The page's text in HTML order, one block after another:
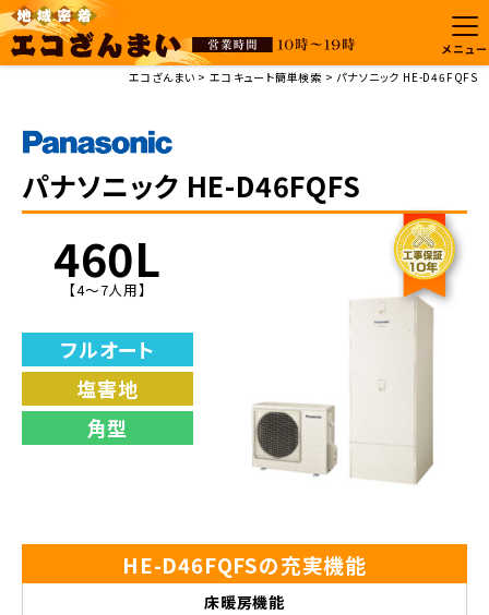
メニュー
エコざんまい
エコキュート簡単検索 パナソニック HE-D46FQFS
パナソニック HE-D46FQFS
460L
【4～7人用】
フルオート
塩害地
角型
HE-D46FQFSの充実機能
床暖房機能